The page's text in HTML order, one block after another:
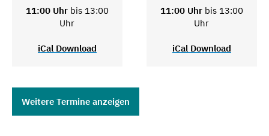
11:00 Uhr bis 13:00
Uhr
iCal Download
11:00 Uhr bis 13:00
Uhr
iCal Download
Weitere Termine anzeigen